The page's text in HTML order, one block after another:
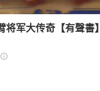
将军大传奇【有聲書】